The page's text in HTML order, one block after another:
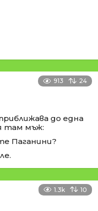
913 24
до една
там мъж:
Паганини?
1.3k 10